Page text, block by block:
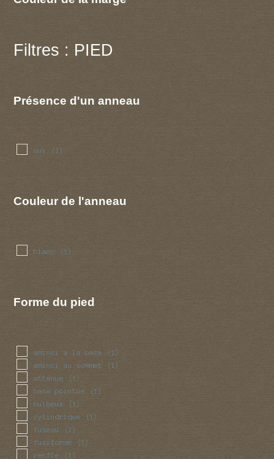
Filtres : PIED
Présence d'un anneau
oui (1)
Couleur de l'anneau
blanc (1)
Forme du pied
aminci a la base (1)
aminci au sommet (1)
attenue (1)
base pointue (1)
bulbeux (1)
cylindrique (1)
fuseau (1)
fusiforme (1)
renfle (1)